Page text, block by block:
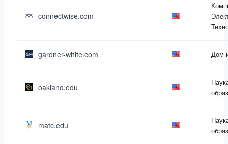
connectwise.com —
gardner-white.com — Дом
oakland.edu —
matc.edu —